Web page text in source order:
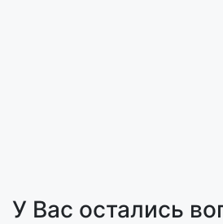
У Вас остались